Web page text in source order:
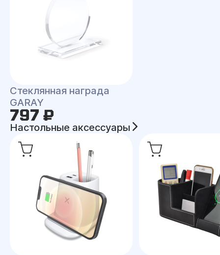
Стеклянная награда
GARAY
797 ₽
Настольные аксессуары